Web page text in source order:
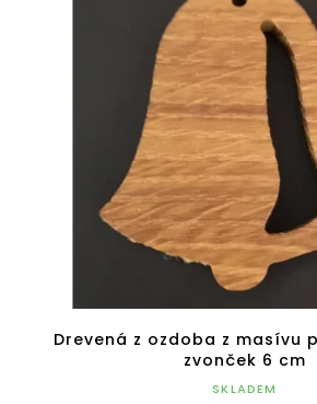
Drevená z ozdoba z masívu
zvonček 6 cm
SKLADEM